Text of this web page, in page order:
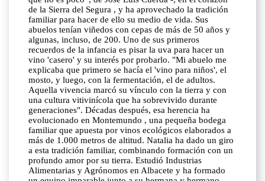
de la Sierra del Segura , y ha aprovechado la tradición
familiar para hacer de ello su medio de vida. Sus
abuelos tenían viñedos con cepas de más de 50 años y
algunas, incluso, de 200. Uno de sus primeros
recuerdos de la infancia es pisar la uva para hacer un
vino 'casero' y su interés por probarlo. "Mi abuelo me
explicaba que primero se hacía el 'vino para niños', el
mosto, y luego, con la fermentación, el de adultos.
Aquella vivencia marcó su vínculo con la tierra y con
una cultura vitivinícola que ha sobrevivido durante
generaciones". Décadas después, esa herencia ha
evolucionado en Montemundo , una pequeña bodega
familiar que apuesta por vinos ecológicos elaborados a
más de 1.000 metros de altitud. Natalia ha dado un giro
a esta tradición familiar, combinando formación con un
profundo amor por su tierra. Estudió Industrias
Alimentarias y Agrónomos en Albacete y ha formado